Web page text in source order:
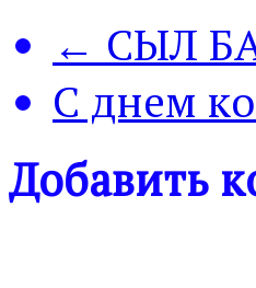
← СЫЛ
С днем
Добавить